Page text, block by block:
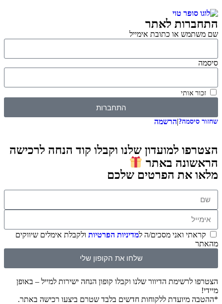
התחברות לאתר
שם משתמש או כתובת אימייל
סיסמה
זכור אותי
התחברות
שחזור סיסמה?|הרשמה
הצטרפו למועדון שלנו וקבלו קוד הנחה לרכישה
הראשונה באתר
מלאו את הפרטים שלכם
קראתי ואני מסכים/ה למדיניות הפרטיות ולקבלת אימלים שיווקים
מהאתר
שלחו את הקופון שלי
הצטרפו לרשימת הדיוור שלנו וקבלו קופון הנחה ישירות למייל – באופן
מיידי!
*ההטבה מיועדת ללקוחות חדשים בלבד שטרם ביצעו רכישה באתר.